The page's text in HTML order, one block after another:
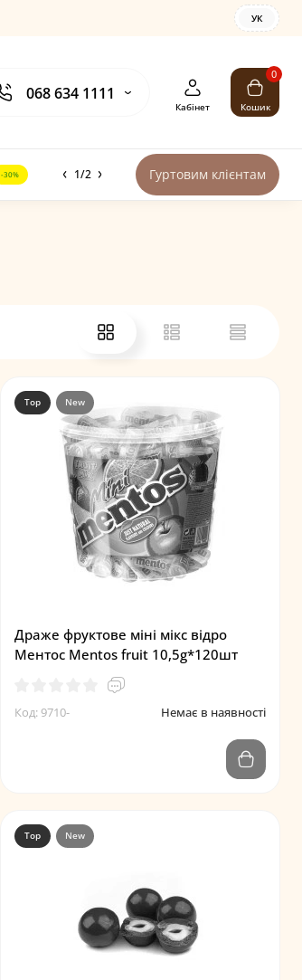
УК
068 634 1111
Кабінет
0
Кошик
-30% 1/2 Гуртовим клієнтам
Top New
Драже фруктове міні мікс відро
Ментос Mentos fruit 10,5g*120шт
Код: 9710- Немає в наявності
Top New